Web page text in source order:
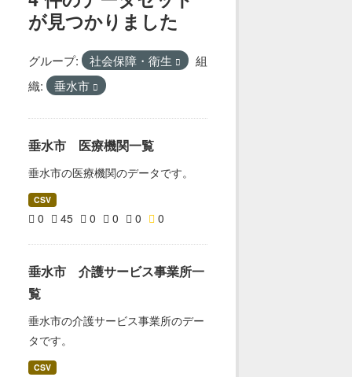
が見つかりました
グループ: 社会保障・衛生
組
織:
垂水市
垂水市 医療機関一覧
垂水市の医療機関のデータです。
CSV
0 45 0 0 0 0
垂水市 介護サービス事業所一
覧
垂水市の介護サービス事業所のデー
タです。
CSV